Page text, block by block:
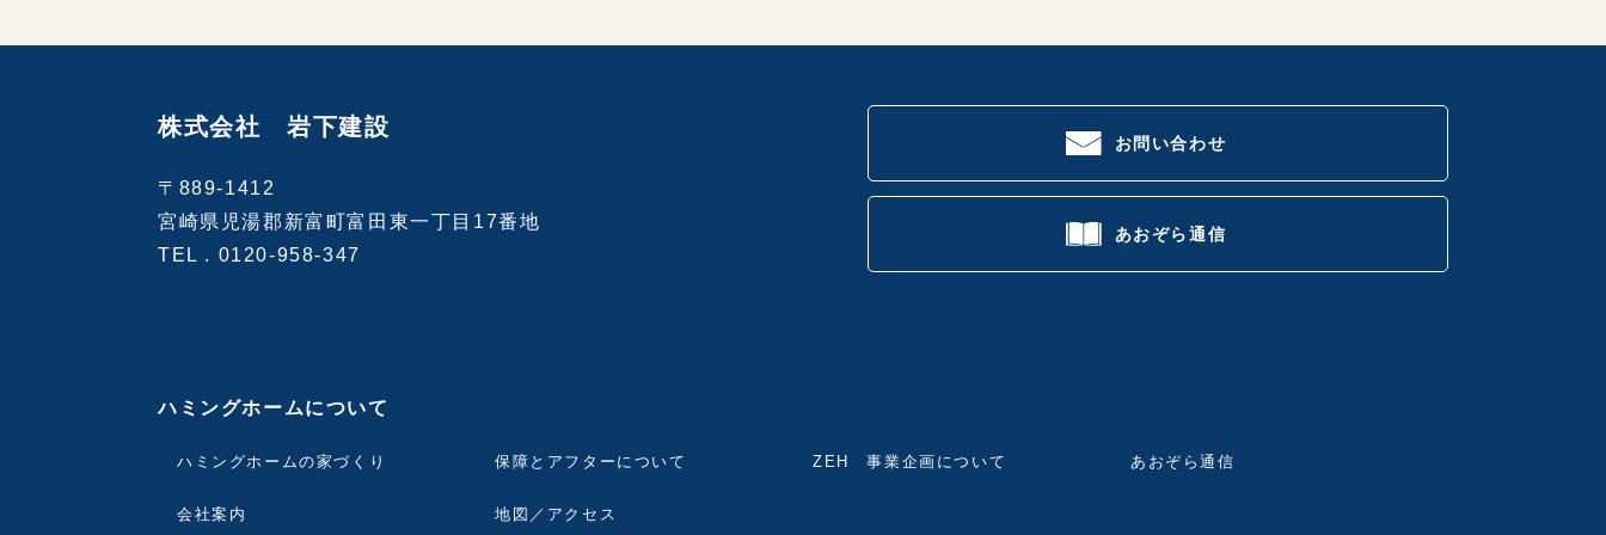
株式会社 岩下建設
〒889-1412
宮崎県児湯郡新富町富田東一丁目17番地
TEL . 0120-958-347
お問い合わせ
あおぞら通信
ハミングホームについて
ハミングホームの家づくり 保障とアフターについて ZEH 事業企画について あおぞら通信
会社案内 地図／アクセス